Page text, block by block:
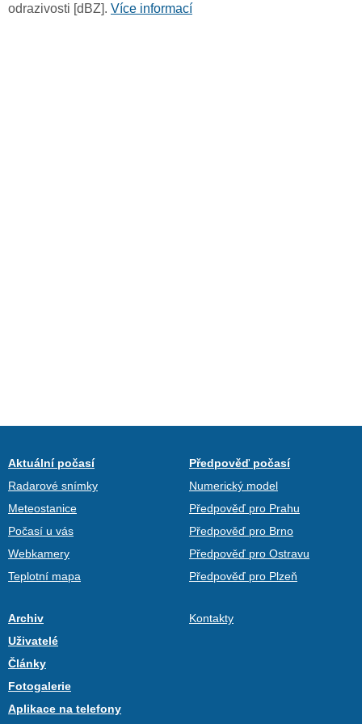
odrazivosti [dBZ]. Více informací
Aktuální počasí
Radarové snímky
Meteostanice
Počasí u vás
Webkamery
Teplotní mapa
Předpověď počasí
Numerický model
Předpověď pro Prahu
Předpověď pro Brno
Předpověď pro Ostravu
Předpověď pro Plzeň
Archiv
Uživatelé
Články
Fotogalerie
Aplikace na telefony
Kontakty